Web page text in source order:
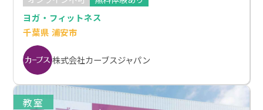
ヨガ・フィットネス
千葉県 浦安市
株式会社カーブスジャパン
教室